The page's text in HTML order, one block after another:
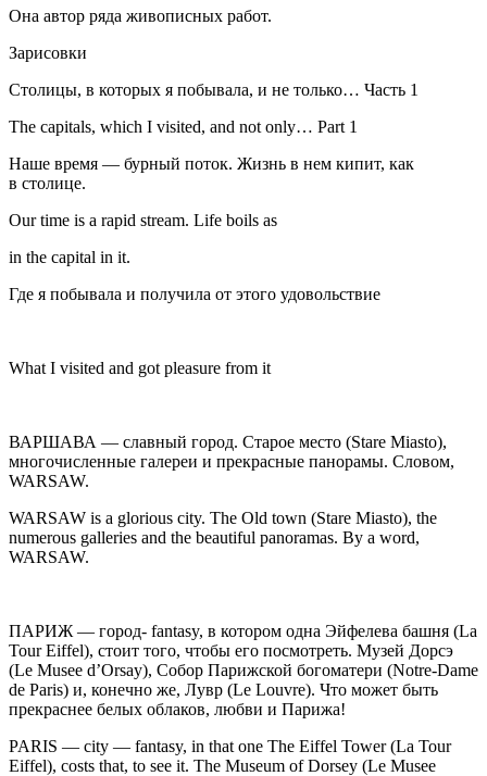
Она автор ряда живописных работ.
Зарисовки
Столицы, в которых я побывала, и не только… Часть 1
The capitals, which I visited, and not only… Part 1
Наше время — бурный поток. Жизнь в нем кипит, как
в столице.
Our time is a rapid stream. Life boils as
in the capital in it.
Где я побывала и получила от этого удовольствие
What I visited and got pleasure from it
ВАРШАВА — славный город. Старое место (Stare Miasto),
многочисленные галереи и прекрасные панорамы. Словом,
WARSAW.
WARSAW is a glorious city. The Old town (Stare Miasto), the
numerous galleries and the beautiful panoramas. By a word,
WARSAW.
ПАРИЖ — город- fantasy, в котором одна Эйфелева башня (La
Tour Eiffel), стоит того, чтобы его посмотреть. Музей Дорсэ
(Le Musee d’Orsay), Собор Парижской богоматери (Notre-Dame
de Paris) и, конечно же, Лувр (Le Louvre). Что может быть
прекраснее белых облаков, любви и Парижа!
PARIS — city — fantasy, in that one The Eiffel Tower (La Tour
Eiffel), costs that, to see it. The Museum of Dorsey (Le Musee